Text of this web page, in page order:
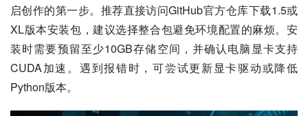
启创作的第一步。推荐直接访问GitHub官方仓库下载1.5或
XL版本安装包，建议选择整合包避免环境配置的麻烦。安
装时需要预留至少10GB存储空间，并确认电脑显卡支持
CUDA加速。遇到报错时，可尝试更新显卡驱动或降低
Python版本。